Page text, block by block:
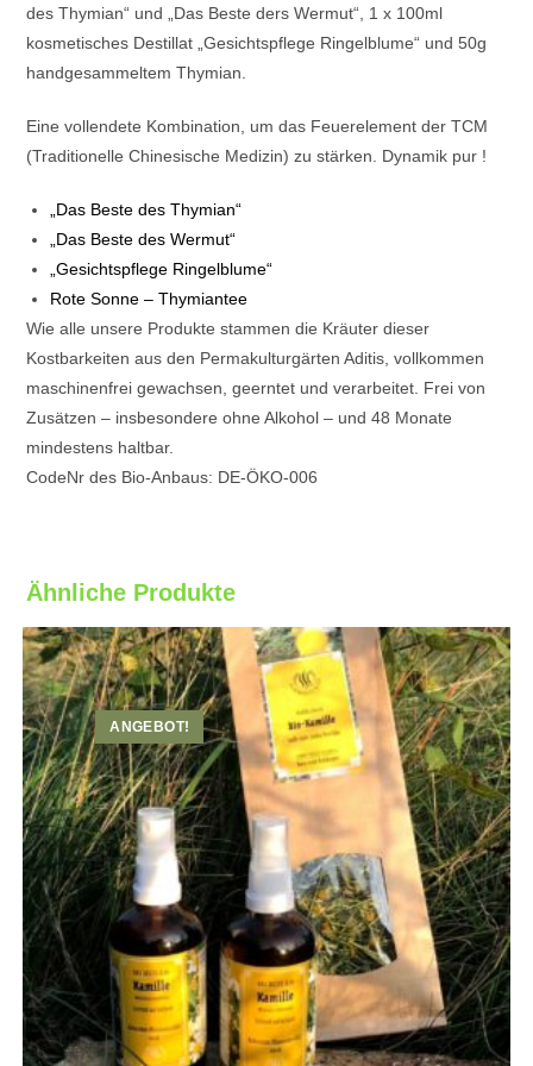
des Thymian“ und „Das Beste ders Wermut“, 1 x 100ml
kosmetisches Destillat „Gesichtspflege Ringelblume“ und 50g
handgesammeltem Thymian.
Eine vollendete Kombination, um das Feuerelement der TCM
(Traditionelle Chinesische Medizin) zu stärken. Dynamik pur !
„Das Beste des Thymian“
„Das Beste des Wermut“
„Gesichtspflege Ringelblume“
Rote Sonne – Thymiantee
Wie alle unsere Produkte stammen die Kräuter dieser
Kostbarkeiten aus den Permakulturgärten Aditis, vollkommen
maschinenfrei gewachsen, geerntet und verarbeitet. Frei von
Zusätzen – insbesondere ohne Alkohol – und 48 Monate
mindestens haltbar.
CodeNr des Bio-Anbaus: DE-ÖKO-006
Ähnliche Produkte
ANGEBOT!